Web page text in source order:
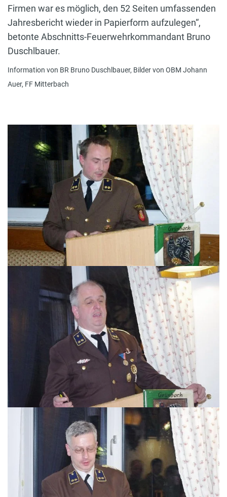
Firmen war es möglich, den 52 Seiten umfassenden
Jahresbericht wieder in Papierform aufzulegen“,
betonte Abschnitts-Feuerwehrkommandant Bruno
Duschlbauer.
Information von BR Bruno Duschlbauer, Bilder von OBM Johann
Auer, FF Mitterbach